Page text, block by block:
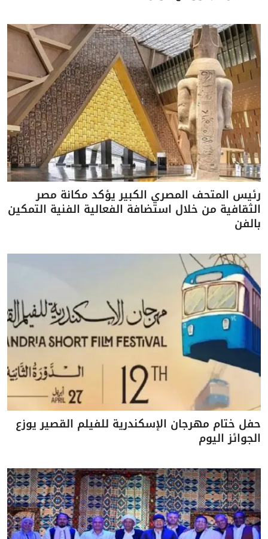
رئيس المتحف المصري الكبير يؤكد مكانة مصر
الثقافية من خلال استضافة الفعالية الفنية التمكين
بالفن
حفل ختام مهرجان الإسكندرية للفيلم القصير يوزع
الجوائز اليوم